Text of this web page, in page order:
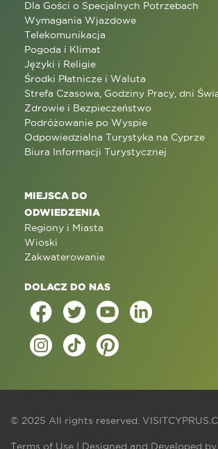
Dla Gości o Specjalnych Potrzebach
Wymagania Wjazdowe
Telekomunikacja
Pogoda i Klimat
Języki i Religie
Środki Płatnicze i Waluta
Strefa Czasowa, Godziny Pracy, dni
Zdrowie i Bezpieczeństwo
Podróżowanie po Wyspie
Odpowiedzialna Turystyka na Cyprze
Biura Informacji Turystycznej
MIEJSCA DO
ODWIEDZENIA
Regiony i Miasta
Wioski
Zakwaterowanie
DOLACZ DO NAS
© 2025 All rights reserved.
Terms of Use | Designed and Developed by